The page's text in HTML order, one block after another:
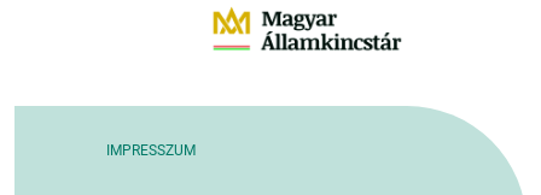
IMPRESSZUM